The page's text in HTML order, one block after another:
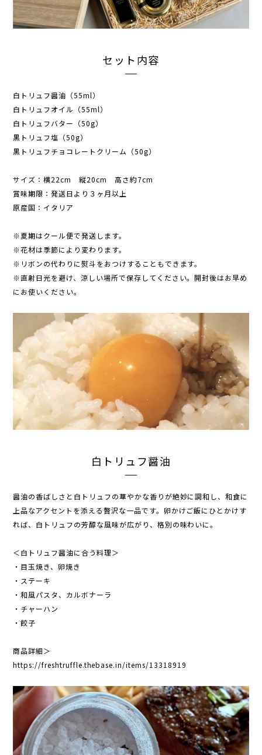
セット内容
白トリュフ醤油（55ml）
白トリュフオイル（55ml）
白トリュフバター（50g）
黒トリュフ塩（50g）
黒トリュフチョコレートクリーム（50g）
サイズ：横22cm 縦20cm 高さ約7cm
賞味期限：発送日より３ヶ月以上
原産国：イタリア
※夏期はクール便で発送します。
※花材は季節により変わります。
※リボンの代わりに熨斗をおつけすることもできます。
※直射日光を避け、涼しい場所で保存してください。開封後はお早め
にお使いください。
白トリュフ醤油
醤油の香ばしさと白トリュフの華やかな香りが絶妙に調和し、和食に
上品なアクセントを添える贅沢な一品です。卵かけご飯にひとかけす
れば、白トリュフの芳醇な風味が広がり、格別の味わいに。
＜白トリュフ醤油に合う料理＞
・目玉焼き、卵焼き
・ステーキ
・和風パスタ、カルボナーラ
・チャーハン
・餃子
商品詳細＞
https://freshtruffle.thebase.in/items/13318919